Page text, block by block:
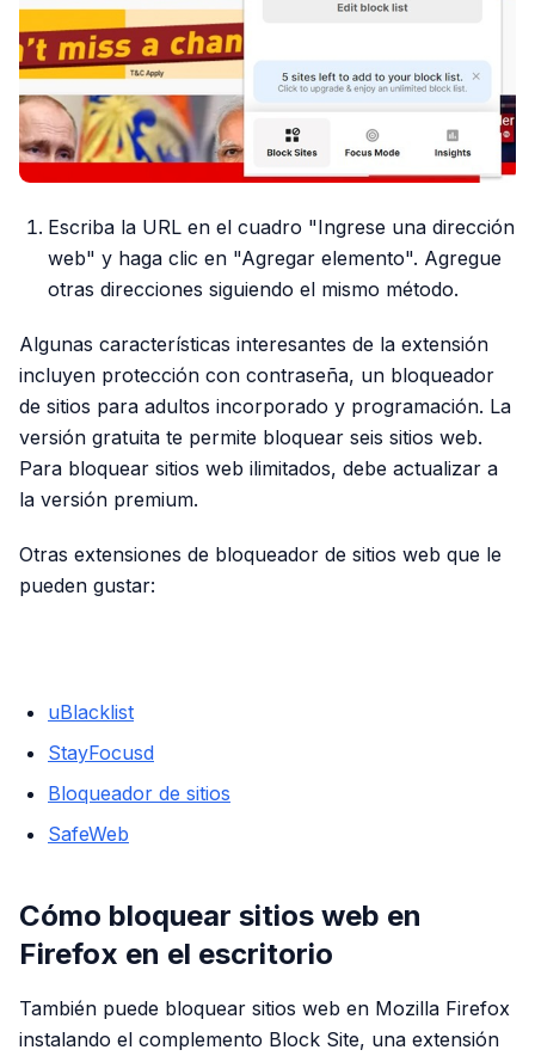
Escriba la URL en el cuadro "Ingrese una dirección
web" y haga clic en "Agregar elemento". Agregue
otras direcciones siguiendo el mismo método.
Algunas características interesantes de la extensión
incluyen protección con contraseña, un bloqueador
de sitios para adultos incorporado y programación. La
versión gratuita te permite bloquear seis sitios web.
Para bloquear sitios web ilimitados, debe actualizar a
la versión premium.
Otras extensiones de bloqueador de sitios web que le
pueden gustar:
uBlacklist
StayFocusd
Bloqueador de sitios
SafeWeb
Cómo bloquear sitios web en
Firefox en el escritorio
También puede bloquear sitios web en Mozilla Firefox
instalando el complemento Block Site, una extensión